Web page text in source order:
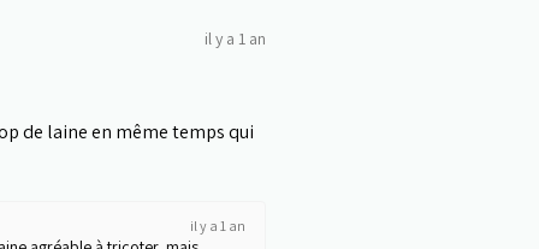
il y a 1 an
de laine en même temps qui
il y a 1 an